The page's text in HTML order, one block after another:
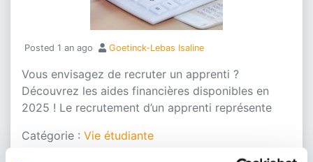
Posted 1 an ago Goetinck-Lebas Isaline
Vous envisagez de recruter un apprenti ?
Découvrez les aides financières disponibles en
2025 ! Le recrutement d’un apprenti représente
Catégorie : Vie étudiante